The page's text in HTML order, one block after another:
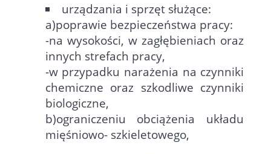
urządzania i sprzęt służące:
a)poprawie bezpieczeństwa pracy:
-na wysokości, w zagłębieniach oraz
innych strefach pracy,
-w przypadku narażenia na czynniki
chemiczne oraz szkodliwe czynniki
biologiczne,
b)ograniczeniu obciążenia układu
mięśniowo- szkieletowego,